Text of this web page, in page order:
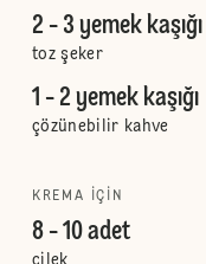
2 - 3 yemek kaşığı
toz şeker
1 - 2 yemek kaşığı
çözünebilir kahve
KREMA IÇIN
8 - 10 adet
çilek